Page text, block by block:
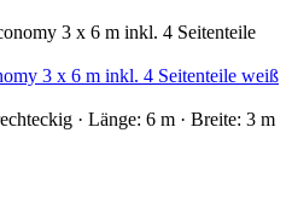
3 x 6 m inkl. 4 Seitenteile weiß
· Länge: 6 m · Breite: 3 m